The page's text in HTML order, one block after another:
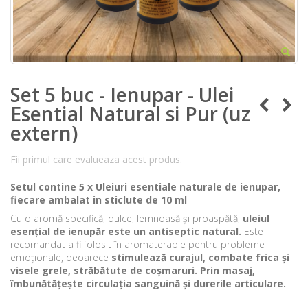
Set 5 buc - Ienupar - Ulei
Esential Natural si Pur (uz
extern)
Fii primul care evalueaza acest produs.
Setul contine 5 x Uleiuri esentiale naturale de ienupar,
fiecare ambalat in sticlute de 10 ml
Cu o aromă specifică, dulce, lemnoasă și proaspătă, uleiul
esențial de ienupăr este un antiseptic natural. Este
recomandat a fi folosit în aromaterapie pentru probleme
emoționale, deoarece stimulează curajul, combate frica și
visele grele, străbătute de coșmaruri. Prin masaj,
îmbunătățește circulația sanguină și durerile articulare.